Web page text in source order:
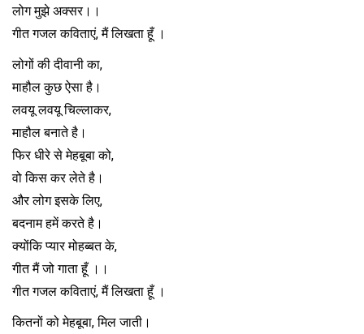
लोग मुझे अक्सर।।
गीत गजल कविताएं, मैं लिखता हूँ ।
लोगों की दीवानी का,
माहौल कुछ ऐसा है।
लवयू लवयू चिल्लाकर,
माहौल बनाते है।
फिर धीरे से मेहबूबा को,
वो किस कर लेते है।
और लोग इसके लिए,
बदनाम हमें करते है।
क्योंकि प्यार मोहब्बत के,
गीत मैं जो गाता हूँ ।।
गीत गजल कविताएं, मैं लिखता हूँ ।
कितनों को मेहबूबा, मिल जाती।